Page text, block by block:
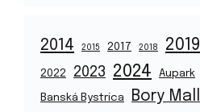
2014 2015 2017 2018 2019
2022 2023 2024 Aupark
Banská Bystrica Bory Mall